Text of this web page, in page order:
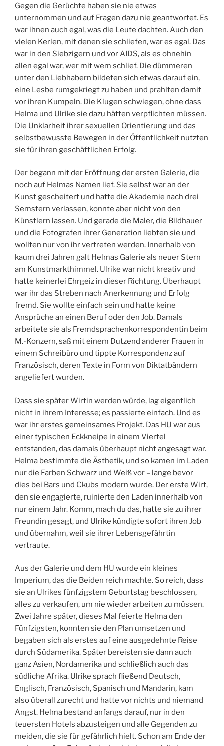
Gegen die Gerüchte haben sie nie etwas
unternommen und auf Fragen dazu nie geantwortet. Es
war ihnen auch egal, was die Leute dachten. Auch den
vielen Kerlen, mit denen sie schliefen, war es egal. Das
war in den Siebzigern und vor AIDS, als es ohnehin
allen egal war, wer mit wem schlief. Die dümmeren
unter den Liebhabern bildeten sich etwas darauf ein,
eine Lesbe rumgekriegt zu haben und prahlten damit
vor ihren Kumpeln. Die Klugen schwiegen, ohne dass
Helma und Ulrike sie dazu hätten verpflichten müssen.
Die Unklarheit ihrer sexuellen Orientierung und das
selbstbewusste Bewegen in der Öffentlichkeit nutzten
sie für ihren geschäftlichen Erfolg.
Der begann mit der Eröffnung der ersten Galerie, die
noch auf Helmas Namen lief. Sie selbst war an der
Kunst gescheitert und hatte die Akademie nach drei
Semstern verlassen, konnte aber nicht von den
Künstlern lassen. Und gerade die Maler, die Bildhauer
und die Fotografen ihrer Generation liebten sie und
wollten nur von ihr vertreten werden. Innerhalb von
kaum drei Jahren galt Helmas Galerie als neuer Stern
am Kunstmarkthimmel. Ulrike war nicht kreativ und
hatte keinerlei Ehrgeiz in dieser Richtung. Überhaupt
war ihr das Streben nach Anerkennung und Erfolg
fremd. Sie wollte einfach sein und hatte keine
Ansprüche an einen Beruf oder den Job. Damals
arbeitete sie als Fremdsprachenkorrespondentin beim
M.-Konzern, saß mit einem Dutzend anderer Frauen in
einem Schreibüro und tippte Korrespondenz auf
Französisch, deren Texte in Form von Diktatbändern
angeliefert wurden.
Dass sie später Wirtin werden würde, lag eigentlich
nicht in ihrem Interesse; es passierte einfach. Und es
war ihr erstes gemeinsames Projekt. Das HU war aus
einer typischen Eckkneipe in einem Viertel
entstanden, das damals überhaupt nicht angesagt war.
Helma bestimmte die Ästhetik, und so kamen im Laden
nur die Farben Schwarz und Weiß vor – lange bevor
dies bei Bars und Ckubs modern wurde. Der erste Wirt,
den sie engagierte, ruinierte den Laden innerhalb von
nur einem Jahr. Komm, mach du das, hatte sie zu ihrer
Freundin gesagt, und Ulrike kündigte sofort ihren Job
und übernahm, weil sie ihrer Lebensgefährtin
vertraute.
Aus der Galerie und dem HU wurde ein kleines
Imperium, das die Beiden reich machte. So reich, dass
sie an Ulrikes fünfzigstem Geburtstag beschlossen,
alles zu verkaufen, um nie wieder arbeiten zu müssen.
Zwei Jahre später, dieses Mal feierte Helma den
Fünfzigsten, konnten sie den Plan umsetzen und
begaben sich als erstes auf eine ausgedehnte Reise
durch Südamerika. Später bereisten sie dann auch
ganz Asien, Nordamerika und schließlich auch das
südliche Afrika. Ulrike sprach fließend Deutsch,
Englisch, Französisch, Spanisch und Mandarin, kam
also überall zurecht und hatte vor nichts und niemand
Angst. Helma bestand anfangs darauf, nur in den
teuersten Hotels abzusteigen und alle Gegenden zu
meiden, die sie für gefährlich hielt. Schon am Ende der